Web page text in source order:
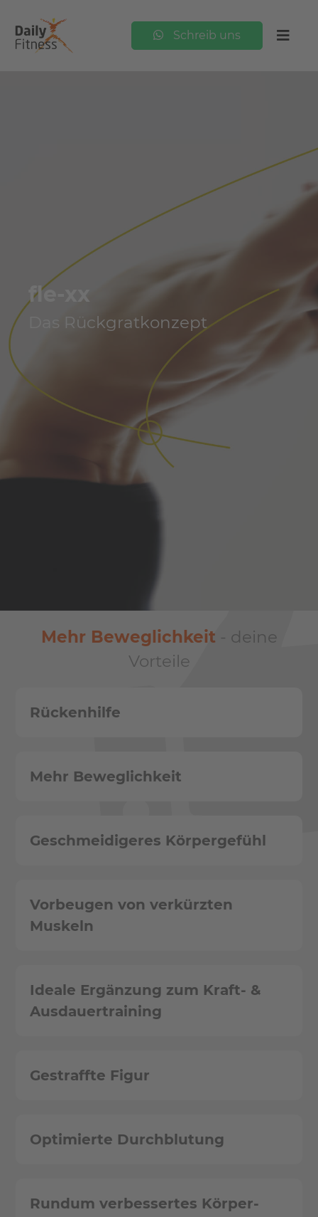
Schreib uns
fle-xx
Das Rückgratkonzept
Mehr Beweglichkeit - deine
Vorteile
Rückenhilfe
Mehr Beweglichkeit
Geschmeidigeres Körpergefühl
Vorbeugen von verkürzten
Muskeln
Ideale Ergänzung zum Kraft- &
Ausdauertraining
Gestraffte Figur
Optimierte Durchblutung
Rundum verbessertes Körper-